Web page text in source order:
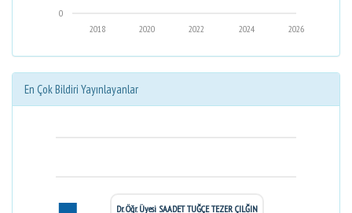
0
2026
2024
2022
2020
2018
En Çok Bildiri Yayınlayanlar
Dr. Öğr. Üyesi SAADET TUĞÇE TEZER ÇILĞIN